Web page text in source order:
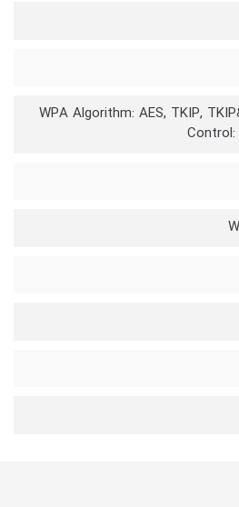
WPA Algorithm: AES, TKIP,
Control: